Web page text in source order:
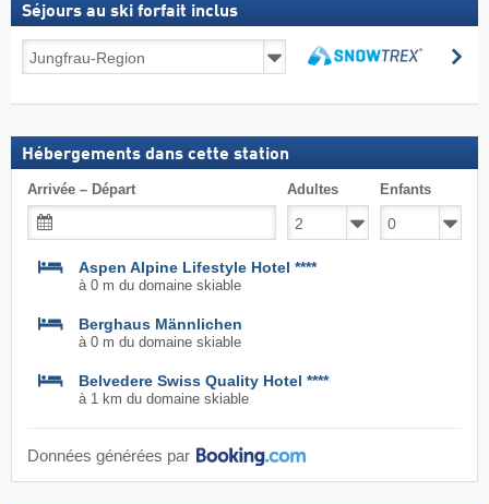
Séjours au ski forfait inclus
au
forfait
Hébergements dans cette station
Arrivée – Départ Adultes Enfants
Aspen Alpine Lifestyle Hotel ****
à 0 m du domaine skiable
Berghaus Männlichen
à 0 m du domaine skiable
Belvedere Swiss Quality Hotel ****
à 1 km du domaine skiable
Données générées par